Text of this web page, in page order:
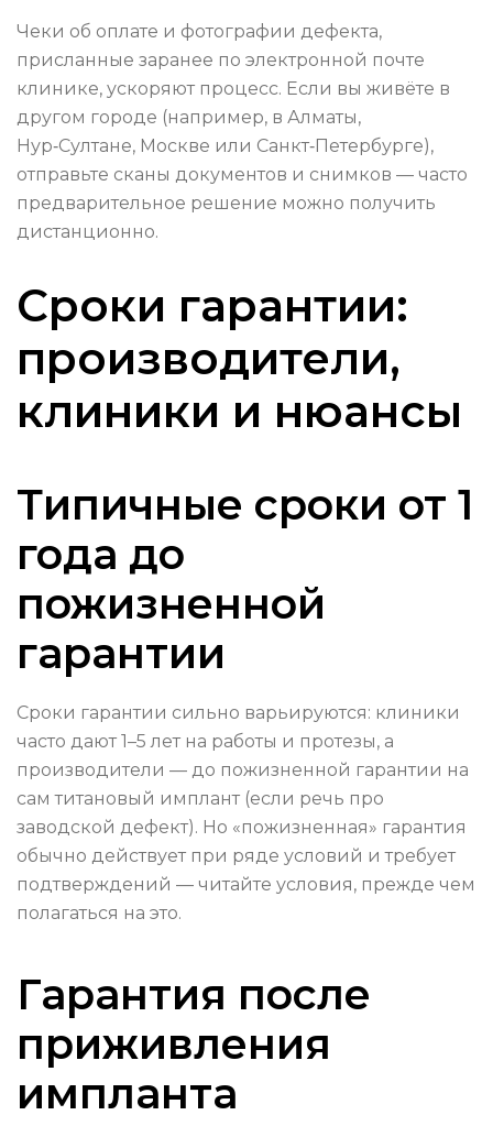
Чеки об оплате и фотографии дефекта,
присланные заранее по электронной почте
клинике, ускоряют процесс. Если вы живёте в
другом городе (например, в Алматы,
Нур‑Султане, Москве или Санкт‑Петербурге),
отправьте сканы документов и снимков — часто
предварительное решение можно получить
дистанционно.
Сроки гарантии:
производители,
клиники и нюансы
Типичные сроки от 1
года до
пожизненной
гарантии
Сроки гарантии сильно варьируются: клиники
часто дают 1–5 лет на работы и протезы, а
производители — до пожизненной гарантии на
сам титановый имплант (если речь про
заводской дефект). Но «пожизненная» гарантия
обычно действует при ряде условий и требует
подтверждений — читайте условия, прежде чем
полагаться на это.
Гарантия после
приживления
импланта